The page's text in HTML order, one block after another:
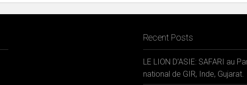
Recent Posts
LE LION D’ASIE: SAFARI au
national de GIR, Inde, Gujarat.